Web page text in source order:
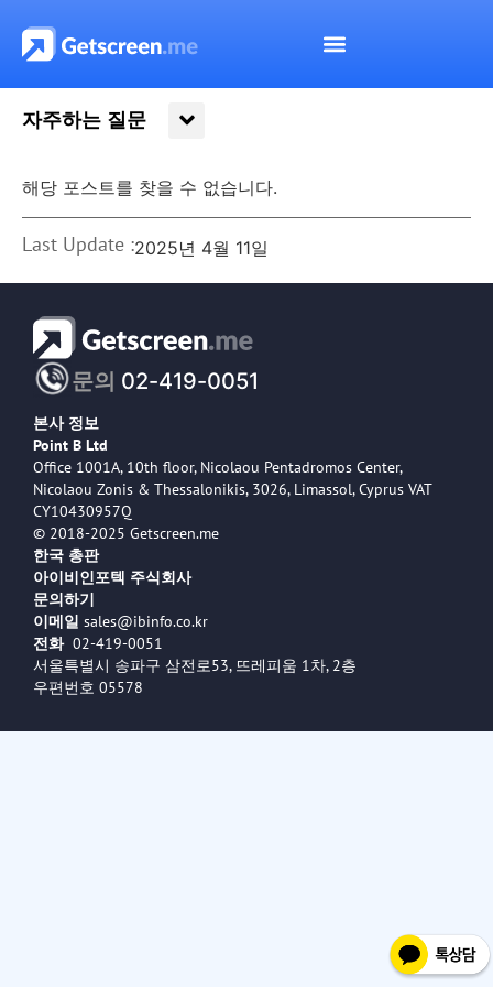
자주하는 질문
해당 포스트를 찾을 수 없습니다.
Last Update :2025년 4월 11일
문의 02-419-0051
본사 정보
Point B Ltd
Office 1001A, 10th floor, Nicolaou Pentadromos Center,
Nicolaou Zonis & Thessalonikis, 3026, Limassol, Cyprus VAT
CY10430957Q
© 2018-2025 Getscreen.me
한국 총판
아이비인포텍 주식회사
문의하기
이메일 sales@ibinfo.co.kr
전화02-419-0051
서울특별시 송파구 삼전로53, 뜨레피움 1차, 2층
우편번호 05578